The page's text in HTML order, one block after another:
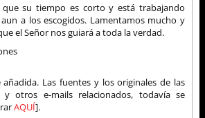
que su tiempo es corto y está trabajando
a los escogidos. Lamentamos mucho y
el Señor nos guiará a toda la verdad.
añadida. Las fuentes y los originales de las
y otros e-mails relacionados, todavía se
AQUÍ].